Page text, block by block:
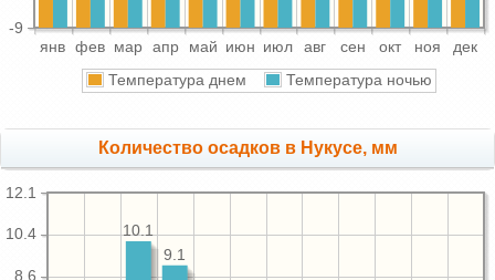
янв фев мар апр май июн июл авг сен окт ноя дек
-9
Температура днем Температура ночью
Количество осадков в Нукусе, мм
8.6
10.4
12.1
9.1
10.1